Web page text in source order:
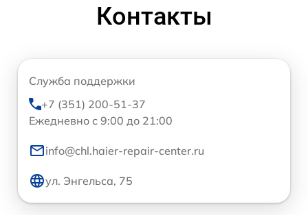
Контакты
Служба поддержки
+7 (351) 200-51-37
Ежедневно с 9:00 до 21:00
info@chl.haier-repair-center.ru
ул. Энгельса, 75